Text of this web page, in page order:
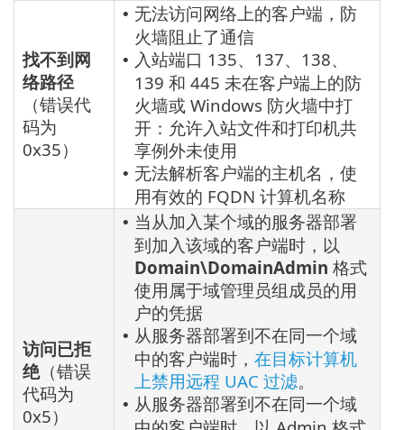
找不到网
络路径
（错误代
码为
0x35）
• 无法访问网络上的客户端，防
火墙阻止了通信
• 入站端口 135、137、138、
139 和 445 未在客户端上的防
火墙或 Windows 防火墙中打
开：允许入站文件和打印机共
享例外未使用
• 无法解析客户端的主机名，使
用有效的 FQDN 计算机名称
访问已拒
绝（错误
代码为
0x5）
• 当从加入某个域的服务器部署
到加入该域的客户端时，以
Domain\DomainAdmin 格式
使用属于域管理员组成员的用
户的凭据
• 从服务器部署到不在同一个域
中的客户端时， 在目标计算机
上禁用远程 UAC 过滤。
• 从服务器部署到不在同一个域